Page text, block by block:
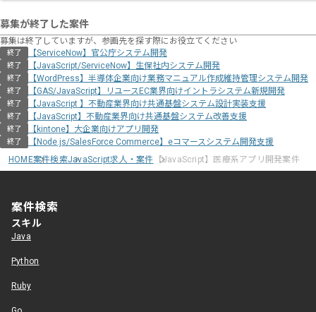
募集が終了した案件
募集は終了していますが、参画先を探す際にお役立てください
終了 【ServiceNow】官公庁システム開発
終了 【JavaScript/ServiceNow】生保社内システム開発
終了 【WordPress】半導体企業向け業務マニュアル作成維持管理システム開発
終了 【GAS/JavaScript】リユースEC業界向けイントラシステム新規開発
終了 【JavaScript 】不動産業界向け共通基盤システム設計実装支援
終了 【JavaScript】不動産業界向け共通基盤システム改善支援
終了 【kintone】大企業向けアプリ開発
終了
【Node.js/SalesForce Commerce】eコマースシステム開発支援
HOME案件検索JavaScript求人・案件 【JavaScript】医療系アプリ開発案件
案件検索
スキル
Java
Python
Ruby